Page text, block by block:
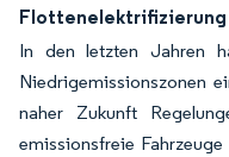
Flottenelektrifizierung
In den letzten Jahren
Niedrigemissionszonen
naher Zukunft
emissionsfreie